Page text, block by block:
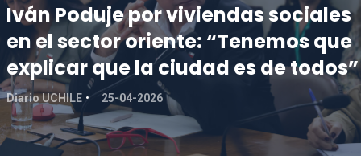
Iván Poduje por viviendas sociales
en el sector oriente: “Tenemos que
explicar que la ciudad es de todos”
Diario UCHILE 25-04-2026